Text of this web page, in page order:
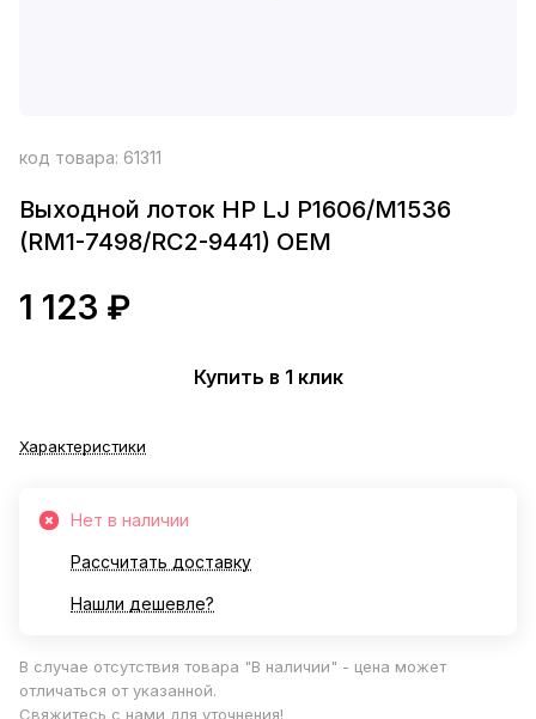
код товара: 61311
Выходной лоток HP LJ P1606/M1536
(RM1-7498/RC2-9441) OEM
1 123 ₽
Купить в 1 клик
Характеристики
Нет в наличии
Рассчитать доставку
Нашли дешевле?
В случае отсутствия товара "В наличии" - цена может
отличаться от указанной.
Свяжитесь с нами для уточнения!